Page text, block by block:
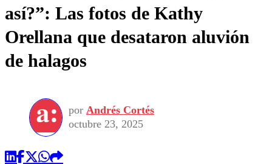
así?”: Las fotos de Kathy
Orellana que desataron aluvión
de halagos
por Andrés Cortés
octubre 23, 2025